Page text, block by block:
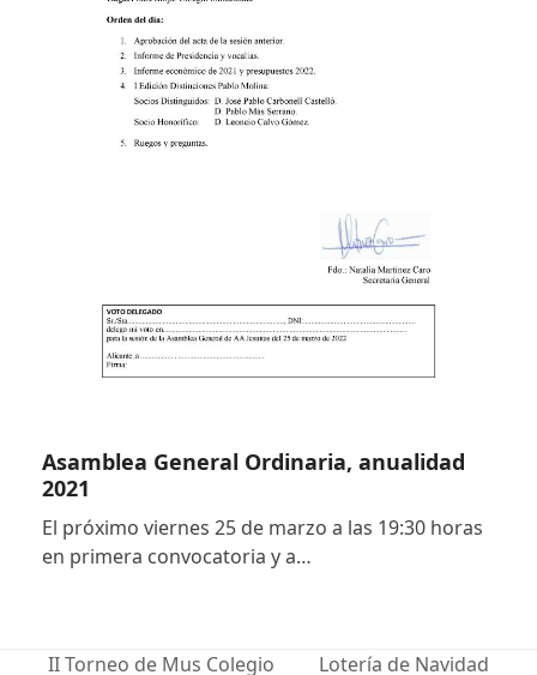
Asamblea General Ordinaria, anualidad
2021
El próximo viernes 25 de marzo a las 19:30 horas
en primera convocatoria y a…
II Torneo de Mus Colegio Lotería de Navidad